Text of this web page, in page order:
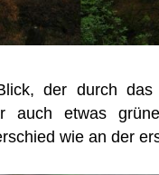
der durch
auch etwas
wie an der